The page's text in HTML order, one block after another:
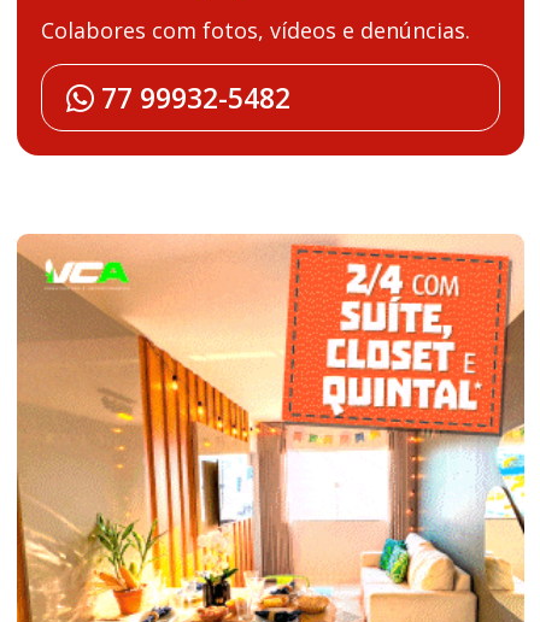
Colabores com fotos, vídeos e denúncias.
77 99932-5482